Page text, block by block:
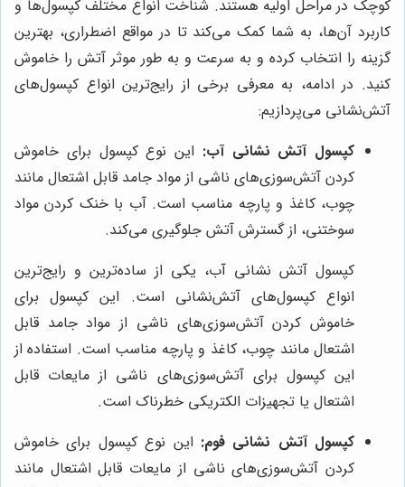
کوچک در مراحل اولیه هستند. شناخت انواع مختلف کپسول‌ها و
کاربرد آن‌ها، به شما کمک می‌کند تا در مواقع اضطراری، بهترین
گزینه را انتخاب کرده و به سرعت و به طور موثر آتش را خاموش
کنید. در ادامه، به معرفی برخی از رایج‌ترین انواع کپسول‌های
آتش‌نشانی می‌پردازیم:
کپسول آتش نشانی آب: این نوع کپسول برای خاموش
کردن آتش‌سوزی‌های ناشی از مواد جامد قابل اشتعال مانند
چوب، کاغذ و پارچه مناسب است. آب با خنک کردن مواد
سوختنی، از گسترش آتش جلوگیری می‌کند.
کپسول آتش نشانی آب، یکی از ساده‌ترین و رایج‌ترین
انواع کپسول‌های آتش‌نشانی است. این کپسول برای
خاموش کردن آتش‌سوزی‌های ناشی از مواد جامد قابل
اشتعال مانند چوب، کاغذ و پارچه مناسب است. استفاده از
این کپسول برای آتش‌سوزی‌های ناشی از مایعات قابل
اشتعال یا تجهیزات الکتریکی خطرناک است.
کپسول آتش نشانی فوم: این نوع کپسول برای خاموش
کردن آتش‌سوزی‌های ناشی از مایعات قابل اشتعال مانند